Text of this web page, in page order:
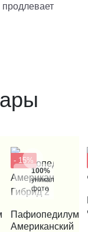
продлевает
- 15%
100%
уникальные
фото
В 1 КЛИК
Пафиопедилум
Американский